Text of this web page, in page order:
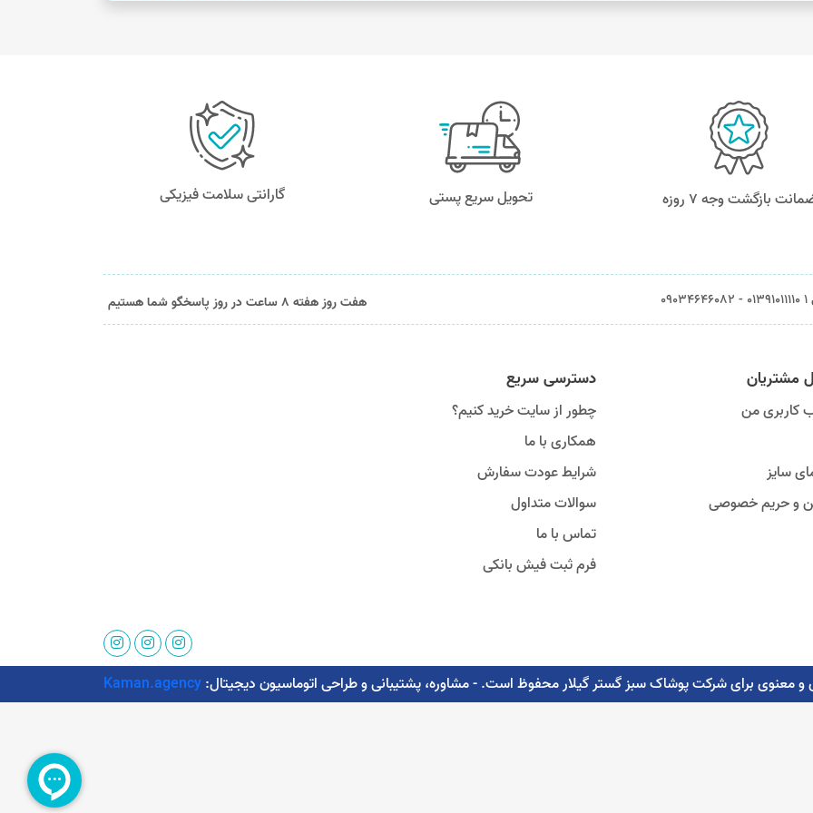
بازگشت وجه ۷ روزه تحویل سریع پستی گارانتی سلامت فیزیکی
هفت روز هفته 8 ساعت در روز پاسخگو شما هستیم
مشتریان
کاربری من
سایز
و حریم خصوصی
دسترسی سریع
چطور از سایت خرید کنیم؟
همکاری با ما
شرایط عودت سفارش
سوالات متداول
تماس با ما
فرم ثبت فیش بانکی
Kaman.agency